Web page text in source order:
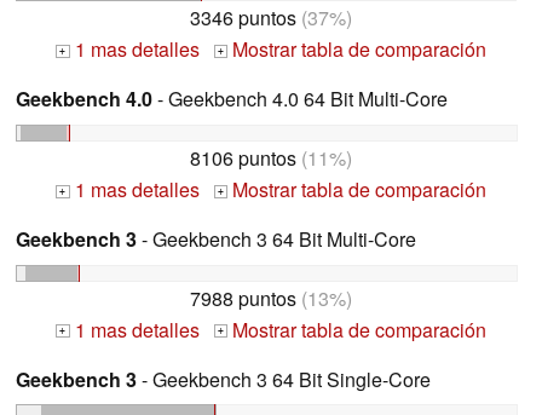
3346 puntos (37%)
+ 1 mas detalles +
Mostrar tabla de comparación
Geekbench 4.0- Geekbench 4.0 64 Bit Multi-Core
8106 puntos (11%)
+ 1 mas detalles +
Mostrar tabla de comparación
Geekbench 3- Geekbench 3 64 Bit Multi-Core
7988 puntos (13%)
+ 1 mas detalles +
Mostrar tabla de comparación
Geekbench 3- Geekbench 3 64 Bit Single-Core